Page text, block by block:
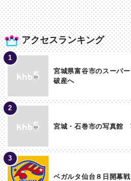
アクセスランキング
宮城県富谷市のスーパ
破産へ
宮城・石巻市の写真館
ベガルタ仙台８日開幕